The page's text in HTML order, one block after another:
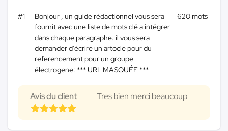
#1
Bonjour , un guide rédactionnel vous sera
fournit avec une liste de mots clé a intégrer
dans chaque paragraphe. il vous sera
demander d'écrire un artocle pour du
referencement pour un groupe
électrogene: *** URL MASQUÉE ***
620 mots
Avis du client Tres bien merci beaucoup